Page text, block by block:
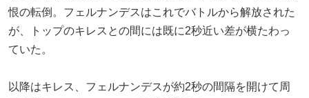
恨の転倒。フェルナンデスはこれでバトルから解放された
が、トップのキレスとの間には既に2秒近い差が横たわっ
ていた。
以降はキレス、フェルナンデスが約2秒の間隔を開けて周